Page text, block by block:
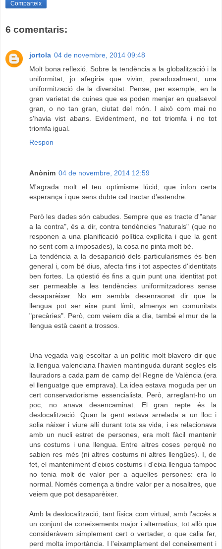
Comparteix
6 comentaris:
jortola 04 de novembre, 2014 09:48
Molt bona reflexió. Sobre la tendència a la globalització i la
uniformitat, jo afegiria que vivim, paradoxalment, una
uniformització de la diversitat. Pense, per exemple, en la
gran varietat de cuines que es poden menjar en qualsevol
gran, o no tan gran, ciutat del món. I això com mai no
s'havia vist abans. Evidentment, no tot triomfa i no tot
triomfa igual.
Respon
Anònim 04 de novembre, 2014 12:59
M'agrada molt el teu optimisme lúcid, que infon certa
esperança i que sens dubte cal tractar d'estendre.
Però les dades són cabudes. Sempre que es tracte d'"anar
a la contra", és a dir, contra tendències "naturals" (que no
responen a una planificació política explícita i que la gent
no sent com a imposades), la cosa no pinta molt bé.
La tendència a la desaparició dels particularismes és ben
general i, com bé dius, afecta fins i tot aspectes d'identitats
ben fortes. La qüestió és fins a quin punt una identitat pot
ser permeable a les tendències uniformitzadores sense
desaparèixer. No em sembla desenraonat dir que la
llengua pot ser eixe punt límit, almenys en comunitats
"precàries". Però, com veiem dia a dia, també el mur de la
llengua està caent a trossos.
Una vegada vaig escoltar a un polític molt blavero dir que
la llengua valenciana l'havien mantinguda durant segles els
llauradors a cada pam de camp del Regne de València (era
el llenguatge que emprava). La idea estava moguda per un
cert conservadorisme essencialista. Però, arreglant-ho un
poc, no anava desencaminat. El gran repte és la
deslocalització. Quan la gent estava arrelada a un lloc i
solia nàixer i viure allí durant tota sa vida, i es relacionava
amb un nucli estret de persones, era molt fàcil mantenir
uns costums i una llengua. Entre altres coses perquè no
sabien res més (ni altres costums ni altres llengües). I, de
fet, el manteniment d'eixos costums i d'eixa llengua tampoc
no tenia molt de valor per a aquelles persones: era lo
normal. Només comença a tindre valor per a nosaltres, que
veiem que pot desaparèixer.
Amb la deslocalització, tant física com virtual, amb l'accés a
un conjunt de coneixements major i alternatius, tot allò que
consideràvem simplement cert o vertader, o que calia fer,
perd molta importància. I l'eixamplament del coneixement i